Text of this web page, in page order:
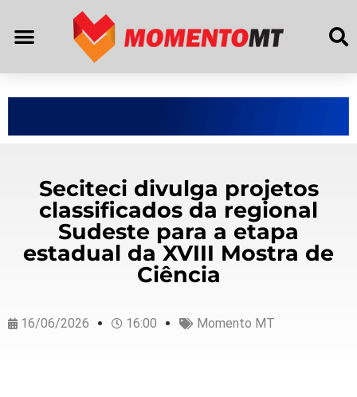
Seciteci divulga projetos
classificados da regional
Sudeste para a etapa
estadual da XVIII Mostra de
Ciência
16/06/2026 16:00 Momento MT